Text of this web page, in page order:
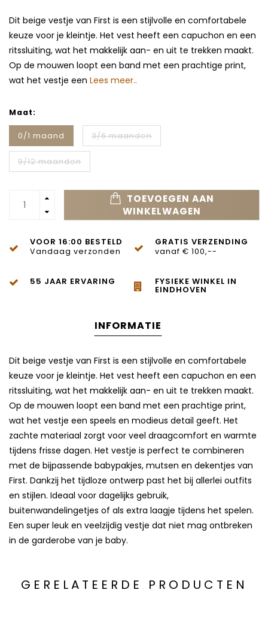
Dit beige vestje van First is een stijlvolle en comfortabele
keuze voor je kleintje. Het vest heeft een capuchon en een
ritssluiting, wat het makkelijk aan- en uit te trekken maakt.
Op de mouwen loopt een band met een prachtige print,
wat het vestje een Lees meer..
Maat:
0/1 maand 3/6 maanden
9/12 maanden
TOEVOEGEN AAN
WINKELWAGEN
VOOR 16:00 BESTELD
Vandaag verzonden
GRATIS VERZENDING
vanaf € 100,--
55 JAAR ERVARING FYSIEKE WINKEL IN
EINDHOVEN
INFORMATIE
Dit beige vestje van First is een stijlvolle en comfortabele
keuze voor je kleintje. Het vest heeft een capuchon en een
ritssluiting, wat het makkelijk aan- en uit te trekken maakt.
Op de mouwen loopt een band met een prachtige print,
wat het vestje een speels en modieus detail geeft. Het
zachte materiaal zorgt voor veel draagcomfort en warmte
tijdens frisse dagen. Het vestje is perfect te combineren
met de bijpassende babypakjes, mutsen en dekentjes van
First. Dankzij het tijdloze ontwerp past het bij allerlei outfits
en stijlen. Ideaal voor dagelijks gebruik,
buitenwandelingetjes of als extra laagje tijdens het spelen.
Een super leuk en veelzijdig vestje dat niet mag ontbreken
in de garderobe van je baby.
GERELATEERDE PRODUCTEN